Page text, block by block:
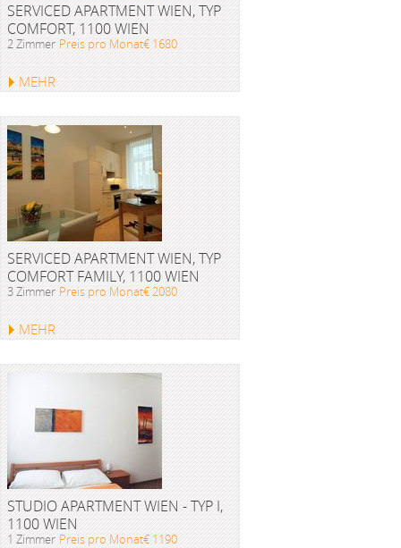
SERVICED APARTMENT WIEN, TYP
COMFORT, 1100 WIEN
2 Zimmer Preis pro Monat€ 1680
MEHR
SERVICED APARTMENT WIEN, TYP
COMFORT FAMILY, 1100 WIEN
3 Zimmer Preis pro Monat€ 2080
MEHR
STUDIO APARTMENT WIEN - TYP I,
1100 WIEN
1 Zimmer Preis pro Monat€ 1190